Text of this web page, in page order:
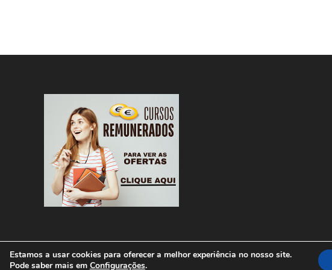
| Powered by WordPress
Estamos a usar cookies para oferecer a melhor experiência no nosso site.
Pode saber mais em Configurações.